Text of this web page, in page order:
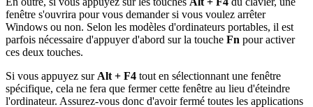
fenêtre s'ouvrira pour vous demander si vous voulez arrêter
Windows ou non. Selon les modèles d'ordinateurs portables, il est
parfois nécessaire d'appuyer d'abord sur la touche Fn pour activer
ces deux touches.
Si vous appuyez sur Alt + F4 tout en sélectionnant une fenêtre
spécifique, cela ne fera que fermer cette fenêtre au lieu d'éteindre
l'ordinateur. Assurez-vous donc d'avoir fermé toutes les applications